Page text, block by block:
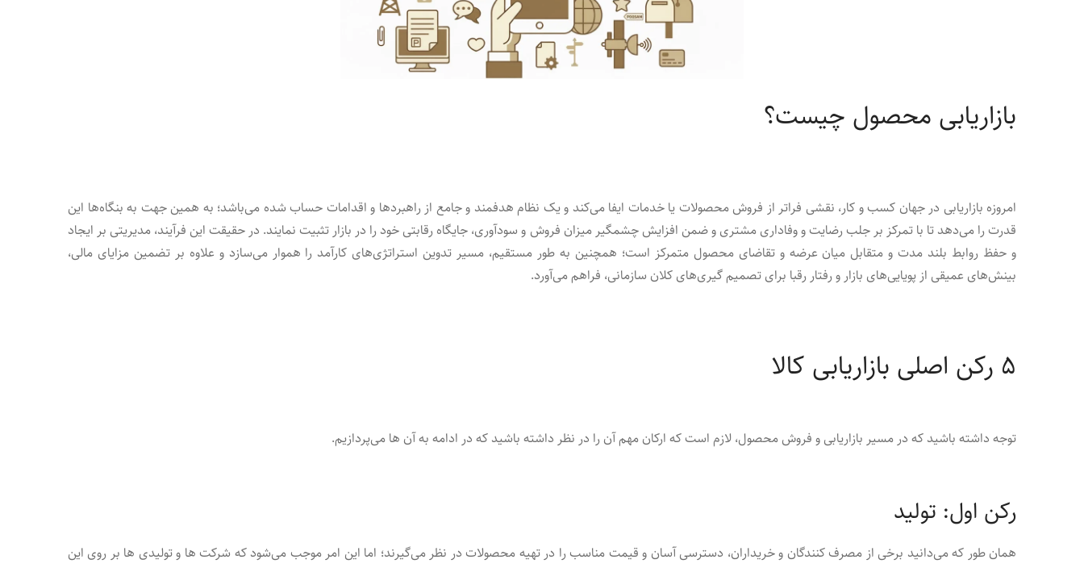
بازاریابی محصول چیست؟
امروزه بازاریابی در جهان کسب ‌و کار، نقشی فراتر از فروش محصولات یا خدمات ایفا می‌کند و یک نظام هدفمند و جامع از راهبردها و اقدامات حساب ‌شده می‌باشد؛ به همین جهت به بنگاه‌ها این
قدرت را می‌دهد تا با تمرکز بر جلب رضایت و وفاداری مشتری و ضمن افزایش چشمگیر میزان فروش و سودآوری، جایگاه رقابتی خود را در بازار تثبیت نمایند. در حقیقت این فرآیند، مدیریتی بر ایجاد
و حفظ روابط بلند مدت و متقابل میان عرضه و تقاضای محصول متمرکز است؛ همچنین به طور مستقیم، مسیر تدوین استراتژی‌های کارآمد را هموار می‌سازد و علاوه بر تضمین مزایای مالی،
بینش‌های عمیقی از پویایی‌های بازار و رفتار رقبا برای تصمیم ‌گیری‌های کلان سازمانی، فراهم می‌آورد.
۵ رکن اصلی بازاریابی کالا
توجه داشته باشید که در مسیر بازاریابی و فروش محصول، لازم است که ارکان مهم آن را در نظر داشته باشید که در ادامه به آن ها می‌پردازیم.
رکن اول: تولید
همان طور که می‌دانید برخی از مصرف کنندگان و خریداران، دسترسی آسان و قیمت مناسب را در تهیه محصولات در نظر می‌گیرند؛ اما این امر موجب می‌شود که شرکت ها و تولیدی ها بر روی این